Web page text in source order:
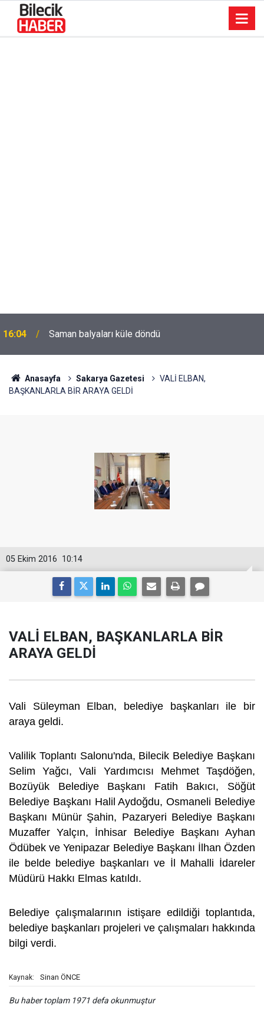
16:04 Saman balyaları küle döndü
Anasayfa Sakarya Gazetesi
VALİ ELBAN,
BAŞKANLARLA BİR ARAYA GELDİ
10:14
05 Ekim 2016
VALİ ELBAN, BAŞKANLARLA BİR
ARAYA GELDİ
Vali Süleyman Elban, belediye başkanları ile bir
araya geldi.
Valilik Toplantı Salonu'nda, Bilecik Belediye Başkanı
Selim Yağcı, Vali Yardımcısı Mehmet Taşdöğen,
Bozüyük Belediye Başkanı Fatih Bakıcı, Söğüt
Belediye Başkanı Halil Aydoğdu, Osmaneli Belediye
Başkanı Münür Şahin, Pazaryeri Belediye Başkanı
Muzaffer Yalçın, İnhisar Belediye Başkanı Ayhan
Ödübek ve Yenipazar Belediye Başkanı İlhan Özden
ile belde belediye başkanları ve İl Mahalli İdareler
Müdürü Hakkı Elmas katıldı.
Belediye çalışmalarının istişare edildiği toplantıda,
belediye başkanları projeleri ve çalışmaları hakkında
bilgi verdi.
Kaynak: Sinan ÖNCE
Bu haber toplam 1971 defa okunmuştur